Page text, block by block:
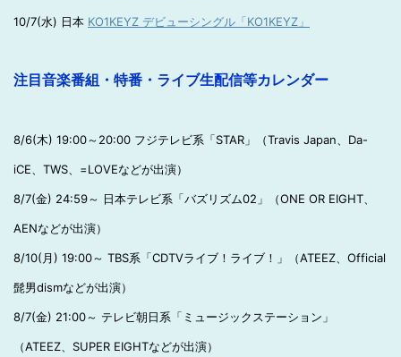
10/7(水) 日本 KO1KEYZ デビューシングル「KO1KEYZ」
注目音楽番組・特番・ライブ生配信等カレンダー
8/6(木) 19:00～20:00 フジテレビ系「STAR」（Travis Japan、Da-
iCE、TWS、=LOVEなどが出演）
8/7(金) 24:59～ 日本テレビ系「バズリズム02」（ONE OR EIGHT、
AENなどが出演）
8/10(月) 19:00～ TBS系「CDTVライブ！ライブ！」（ATEEZ、Official
髭男dismなどが出演）
8/7(金) 21:00～ テレビ朝日系「ミュージックステーション」
（ATEEZ、SUPER EIGHTなどが出演）